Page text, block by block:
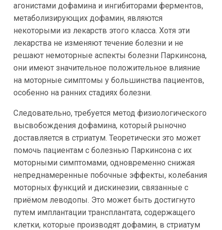
агонистами дофамина и ингибиторами ферментов,
метаболизирующих дофамин, являются
некоторыми из лекарств этого класса. Хотя эти
лекарства не изменяют течение болезни и не
решают немоторные аспекты болезни Паркинсона,
они имеют значительное положительное влияние
на моторные симптомы у большинства пациентов,
особенно на ранних стадиях болезни.
Следовательно, требуется метод физиологического
высвобождения дофамина, который рыночно
доставляется в стриатум. Теоретически это может
помочь пациентам с болезнью Паркинсона с их
моторными симптомами, одновременно снижая
непреднамеренные побочные эффекты, колебания
моторных функций и дискинезии, связанные с
приёмом леводопы. Это может быть достигнуто
путем имплантации трансплантата, содержащего
клетки, которые производят дофамин, в стриатум